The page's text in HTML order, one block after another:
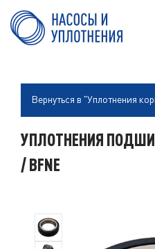
Вернуться в "Уплотнения
УПЛОТНЕНИЯ
/ BFNE